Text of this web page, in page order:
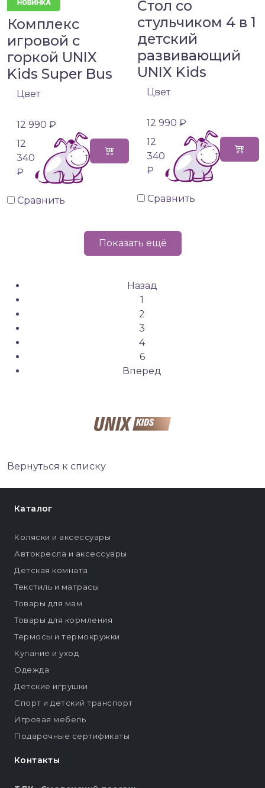
Комплекс
игровой с
горкой UNIX
Kids Super Bus
Цвет
12 990 ₽
12
340
₽
Сравнить
Стол со
стульчиком 4 в 1
детский
развивающий
UNIX Kids
Цвет
12 990 ₽
12
340
₽
Сравнить
Показать ещё
Назад
1
2
3
4
6
Вперед
Вернуться к списку
Контакты
Каталог
Коляски и аксессуары
Автокресла и аксессуары
Детская комната
Текстиль и матрасы
Товары для мам
Товары для кормления
Термосы и термокружки
Купание и уход
Одежда
Детские игрушки
Спорт и детский транспорт
Игровая мебель
Подарочные сертификаты